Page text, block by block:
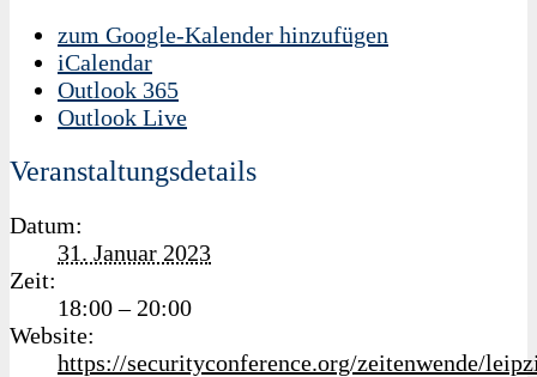
zum Google-Kalender hinzufügen
iCalendar
Outlook 365
Outlook Live
Veranstaltungsdetails
Datum:
31. Januar 2023
Zeit:
18:00 – 20:00
Website:
https://securityconference.org/zeitenwende/